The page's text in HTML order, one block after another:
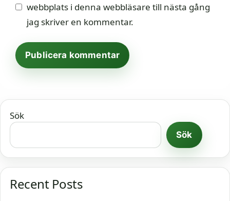
webbplats i denna webbläsare till nästa gång
jag skriver en kommentar.
Sök
Sök
Recent Posts